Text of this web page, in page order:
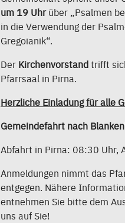
um 19 Uhrüber „Psalmen
in die Verwendung der
Gregoianik“.
Der Kirchenvorstandtrifft
Pfarrsaal in Pirna.
Herzliche Einladung für alle
Gemeindefahrt nach
Abfahrt in Pirna: 08:30 Uhr,
Anmeldungen nimmt das
entgegen. Nähere
entnehmen Sie bitte dem
uns auf Sie!